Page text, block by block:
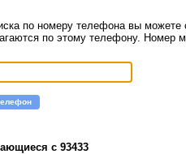
по номеру телефона вы можете
по этому телефону. Номер
с 93433